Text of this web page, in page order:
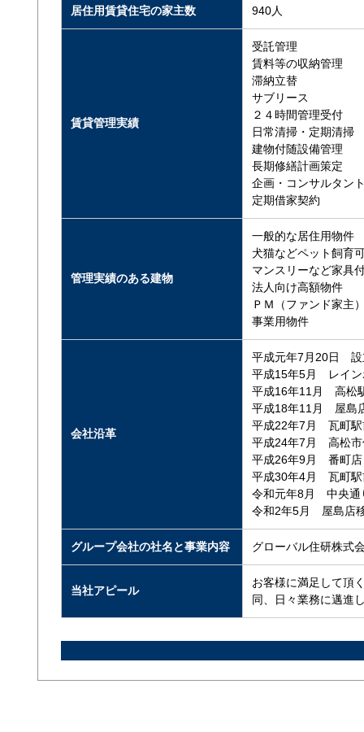
居住用賃貸住宅の家主数 940人
賃貸管理実績
受託管理
賃料等の収納管理
滞納立替
サブリース
２４時間管理受付
日常清掃・定期清掃
建物付随設備管理
長期修繕計画策定
企画・コンサルタン
定期借家契約
管理実績のある建物
一般的な居住用物件
犬猫などペット飼育
マンスリーなど家具
法人向け高額物件
ＰＭ（ファンド家主
事業用物件
会社沿革
平成元年7月20日 設
平成15年5月 レイン
平成16年11月 高松
平成18年11月 屋島
平成22年7月 瓦町駅
平成24年7月 高松市
平成26年9月 番町店
平成30年4月 瓦町
令和元年8月 中央通
令和2年5月 屋島店
グループ会社の社名と事業内容 グローバル住研株式
当社アピール
お客様に満足して頂
同、日々業務に邁進